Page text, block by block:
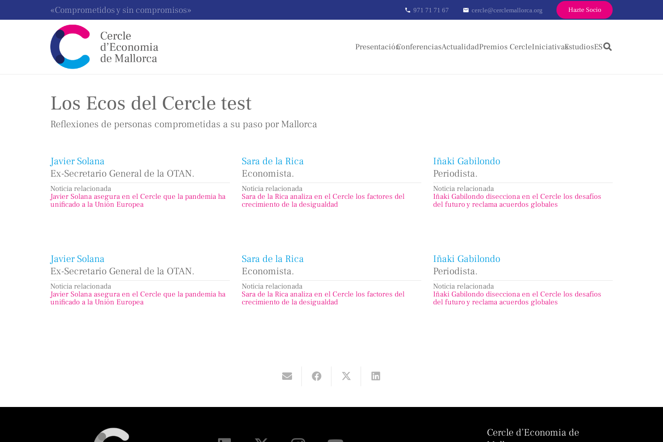
«Comprometidos y sin compromisos» phone 971 71 71 67 mail cercle@cerclemallorca.org Hazte Socio
PresentaciónConferenciasActualidadPremios CercleIniciativasEstudiosES
Los Ecos del Cercle test
Reflexiones de personas comprometidas a su paso por Mallorca
Javier Solana
Ex-Secretario General de la OTAN.
Noticia relacionada
Javier Solana asegura en el Cercle que la pandemia ha
unificado a la Unión Europea
Sara de la Rica
Economista.
Noticia relacionada
Sara de la Rica analiza en el Cercle los factores del
crecimiento de la desigualdad
Iñaki Gabilondo
Periodista.
Noticia relacionada
Iñaki Gabilondo disecciona en el Cercle los desafíos
del futuro y reclama acuerdos globales
Javier Solana
Ex-Secretario General de la OTAN.
Noticia relacionada
Javier Solana asegura en el Cercle que la pandemia ha
unificado a la Unión Europea
Sara de la Rica
Economista.
Noticia relacionada
Sara de la Rica analiza en el Cercle los factores del
crecimiento de la desigualdad
Iñaki Gabilondo
Periodista.
Noticia relacionada
Iñaki Gabilondo disecciona en el Cercle los desafíos
del futuro y reclama acuerdos globales
Cercle d’Economia de